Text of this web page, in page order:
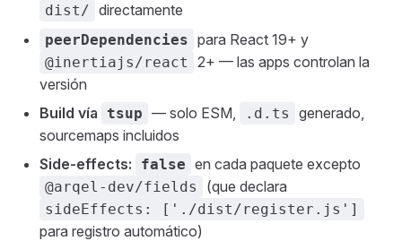
dist/ directamente
peerDependencies para React 19+ y
@inertiajs/react
2+ — las apps controlan la
versión
Build vía
tsup — solo ESM, .d.ts
generado,
sourcemaps incluidos
Side-effects:
false en cada paquete excepto
@arqel-dev/fields (que declara
sideEffects: ['./dist/register.js']
para registro automático)